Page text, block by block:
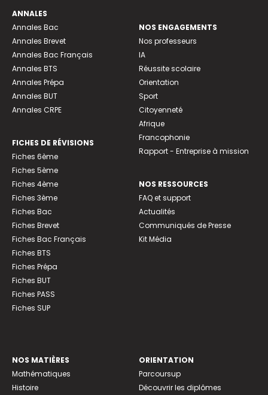
ANNALES
Annales Bac
Annales Brevet
Annales Bac Français
Annales BTS
Annales Prépa
Annales BUT
Annales CRPE
FICHES DE RÉVISIONS
Fiches 6ème
Fiches 5ème
Fiches 4ème
Fiches 3ème
Fiches Bac
Fiches Brevet
Fiches Bac Français
Fiches BTS
Fiches Prépa
Fiches BUT
Fiches PASS
Fiches SUP
NOS ENGAGEMENTS
Nos professeurs
IA
Réussite scolaire
Orientation
Sport
Citoyenneté
Afrique
Francophonie
Rapport - Entreprise à mission
NOS RESSOURCES
FAQ et support
Actualités
Communiqués de Presse
Kit Média
NOS MATIÈRES
Mathématiques
Histoire
ORIENTATION
Parcoursup
Découvrir les diplômes